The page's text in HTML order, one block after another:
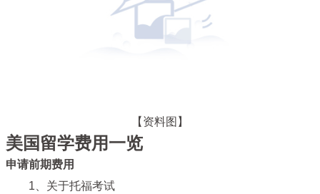
【资料图】
美国留学费用一览
申请前期费用
1、关于托福考试